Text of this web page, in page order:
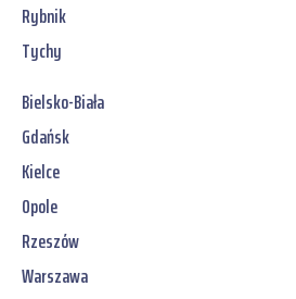
Rybnik
Tychy
Bielsko-Biała
Gdańsk
Kielce
Opole
Rzeszów
Warszawa